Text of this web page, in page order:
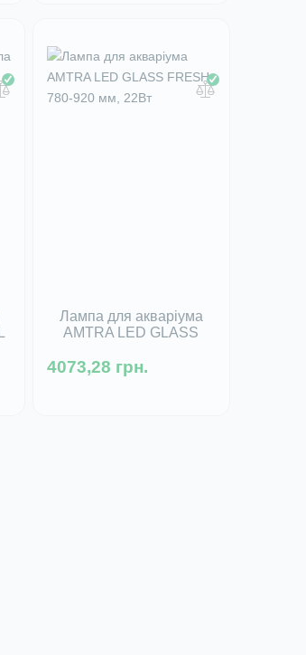
Лампа для акваріума
AMTRA LED GLASS
22Вт
4073,28 грн.